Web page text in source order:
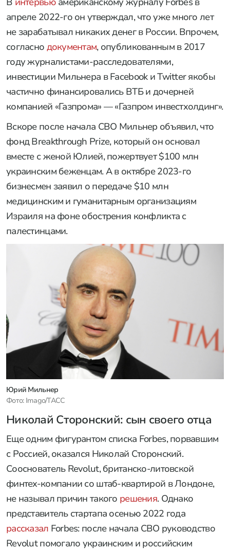
апреле 2022-го он утверждал, что уже много лет
не зарабатывал никаких денег в России. Впрочем,
согласно документам, опубликованным в 2017
году журналистами-расследователями,
инвестиции Мильнера в Facebook и Twitter якобы
частично финансировались ВТБ и дочерней
компанией «Газпрома» — «Газпром инвестхолдинг».
Вскоре после начала СВО Мильнер объявил, что
фонд Breakthrough Prize, который он основал
вместе с женой Юлией, пожертвует $100 млн
украинским беженцам. А в октябре 2023-го
бизнесмен заявил о передаче $10 млн
медицинским и гуманитарным организациям
Израиля на фоне обострения конфликта с
палестинцами.
Юрий Мильнер
Фото: Imago/ТАСС
Николай Сторонский: сын своего отца
Еще одним фигурантом списка Forbes, порвавшим
с Россией, оказался Николай Сторонский.
Сооснователь Revolut, британско-литовской
финтех-компании со штаб-квартирой в Лондоне,
не называл причин такого решения. Однако
представитель стартапа осенью 2022 года
рассказал Forbes: после начала СВО руководство
Revolut помогало украинским и российским